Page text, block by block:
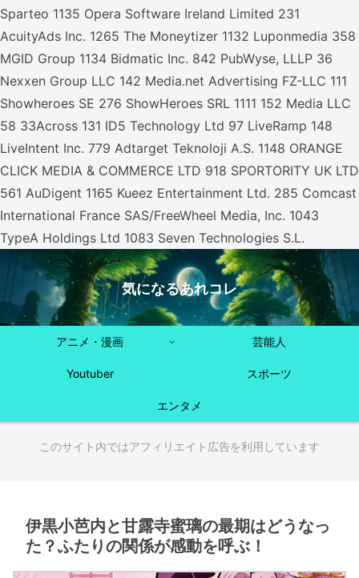
Sparteo 1135 Opera Software Ireland Limited 231
AcuityAds Inc. 1265 The Moneytizer 1132 Luponmedia 358
MGID Group 1134 Bidmatic Inc. 842 PubWyse, LLLP 36
Nexxen Group LLC 142 Media.net Advertising FZ-LLC 111
Showheroes SE 276 ShowHeroes SRL 1111 152 Media LLC
58 33Across 131 ID5 Technology Ltd 97 LiveRamp 148
LiveIntent Inc. 779 Adtarget Teknoloji A.S. 1148 ORANGE
CLICK MEDIA & COMMERCE LTD 918 SPORTORITY UK LTD
561 AuDigent 1165 Kueez Entertainment Ltd. 285 Comcast
International France SAS/FreeWheel Media, Inc. 1043
TypeA Holdings Ltd 1083 Seven Technologies S.L.
気になるあれコレ
アニメ・漫画 芸能人
Youtuber スポーツ
エンタメ
このサイト内ではアフィリエイト広告を利用しています
伊黒小芭内と甘露寺蜜璃の最期はどうなっ
た？ふたりの関係が感動を呼ぶ！